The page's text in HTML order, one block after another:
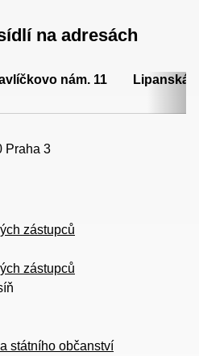
na adresách
nám. 11 Lipanská 7
Praha 3
zástupců
zástupců
státního občanství